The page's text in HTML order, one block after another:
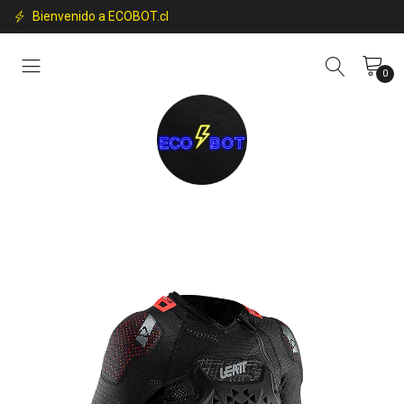
Bienvenido a ECOBOT.cl
0